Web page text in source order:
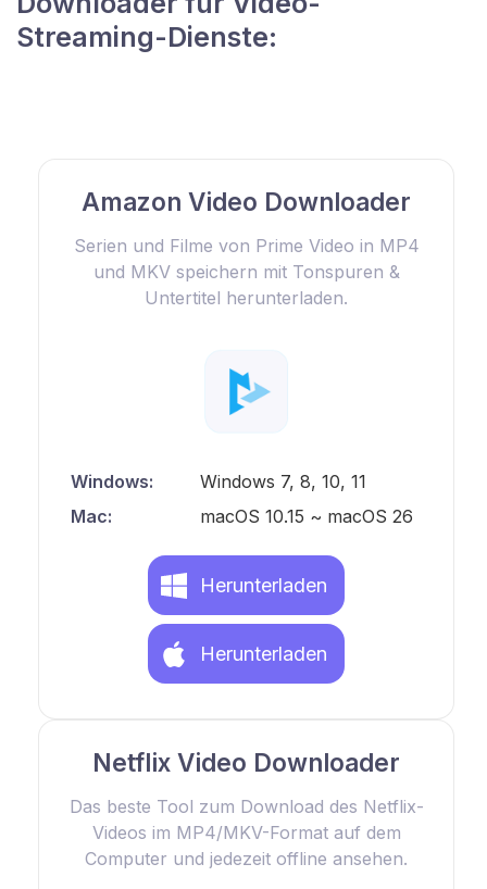
Streaming-Dienste:
Amazon Video Downloader
Serien und Filme von Prime Video in MP4
und MKV speichern mit Tonspuren &
Untertitel herunterladen.
Windows:
Windows 7, 8, 10, 11
Mac:
macOS 10.15 ~ macOS 26
Herunterladen
Herunterladen
Netflix Video Downloader
Das beste Tool zum Download des Netflix-
Videos im MP4/MKV-Format auf dem
Computer und jedezeit offline ansehen.